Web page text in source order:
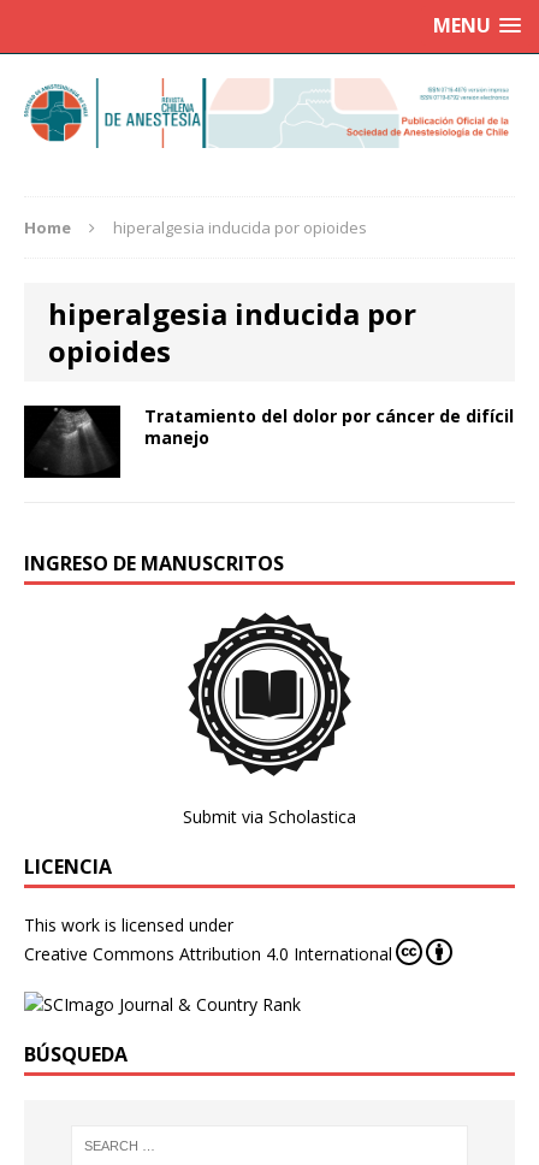
MENU
Home hiperalgesia inducida por opioides
hiperalgesia inducida por
opioides
Tratamiento del dolor por cáncer de difícil
manejo
INGRESO DE MANUSCRITOS
Submit via Scholastica
LICENCIA
This work is licensed under
Creative Commons Attribution 4.0 International
BÚSQUEDA